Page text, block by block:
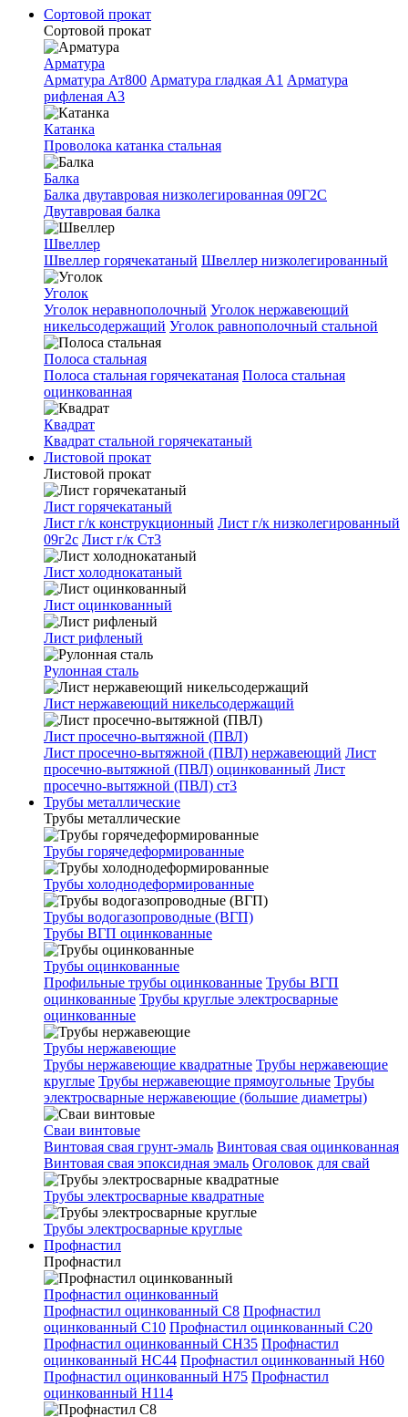
Сортовой прокат
Сортовой прокат
Арматура
Арматура Ат800 Арматура гладкая A1 Арматура
рифленая A3
Катанка
Проволока катанка стальная
Балка
Балка двутавровая низколегированная 09Г2С
Двутавровая балка
Швеллер
Швеллер горячекатаный Швеллер низколегированный
Уголок
Уголок неравнополочный Уголок нержавеющий
никельсодержащий Уголок равнополочный стальной
Полоса стальная
Полоса стальная горячекатаная Полоса стальная
оцинкованная
Квадрат
Квадрат стальной горячекатаный
Листовой прокат
Листовой прокат
Лист горячекатаный
Лист г/к конструкционный Лист г/к низколегированный
09г2с Лист г/к Ст3
Лист холоднокатаный
Лист оцинкованный
Лист рифленый
Рулонная сталь
Лист нержавеющий никельсодержащий
Лист просечно-вытяжной (ПВЛ)
Лист просечно-вытяжной (ПВЛ) нержавеющий Лист
просечно-вытяжной (ПВЛ) оцинкованный Лист
просечно-вытяжной (ПВЛ) ст3
Трубы металлические
Трубы металлические
Трубы горячедеформированные
Трубы холоднодеформированные
Трубы водогазопроводные (ВГП)
Трубы ВГП оцинкованные
Трубы оцинкованные
Профильные трубы оцинкованные Трубы ВГП
оцинкованные Трубы круглые электросварные
оцинкованные
Трубы нержавеющие
Трубы нержавеющие квадратные Трубы нержавеющие
круглые Трубы нержавеющие прямоугольные Трубы
электросварные нержавеющие (большие диаметры)
Сваи винтовые
Винтовая свая грунт-эмаль Винтовая свая оцинкованная
Винтовая свая эпоксидная эмаль Оголовок для свай
Трубы электросварные квадратные
Трубы электросварные круглые
Профнастил
Профнастил
Профнастил оцинкованный
Профнастил оцинкованный С8 Профнастил
оцинкованный С10 Профнастил оцинкованный С20
Профнастил оцинкованный СН35 Профнастил
оцинкованный НС44 Профнастил оцинкованный Н60
Профнастил оцинкованный Н75 Профнастил
оцинкованный Н114